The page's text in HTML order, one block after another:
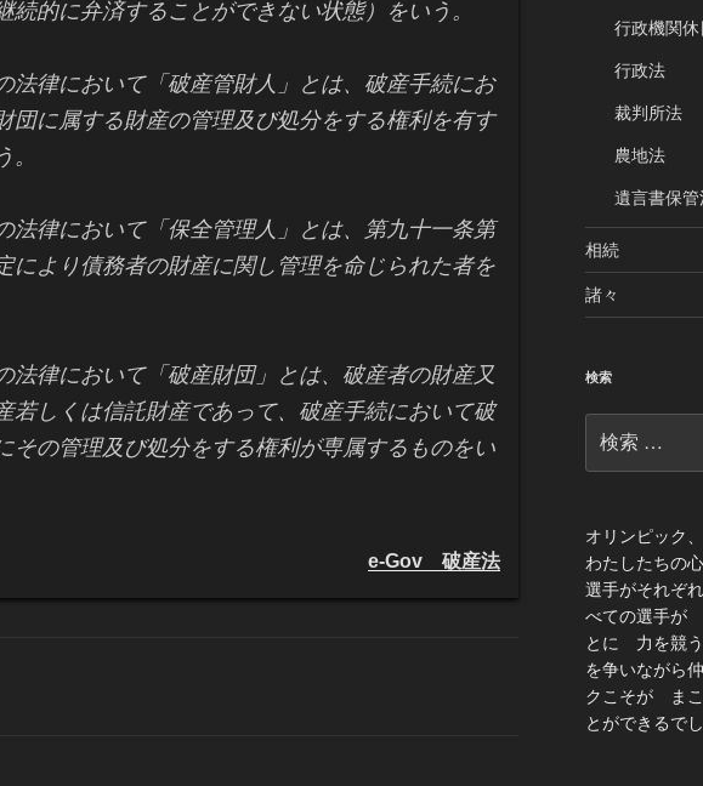
続的に弁済することができない状態）をいう。
律において「破産管財人」とは、破産手続にお
団に属する財産の管理及び処分をする権利を有す
。
律において「保全管理人」とは、第九十一条第
により債務者の財産に関し管理を命じられた者を
律において「破産財団」とは、破産者の財産又
若しくは信託財産であって、破産手続において破
その管理及び処分をする権利が専属するものをい
e-Gov 破産法
行政機関休
行政法
裁判所法
農地法
遺言書保管
相続
諸々
検索
索:
オリンピック
わたしたちの
選手がそれぞ
べての選手が
とに 力を競う
を争いながら
クこそが まこ
とができるで